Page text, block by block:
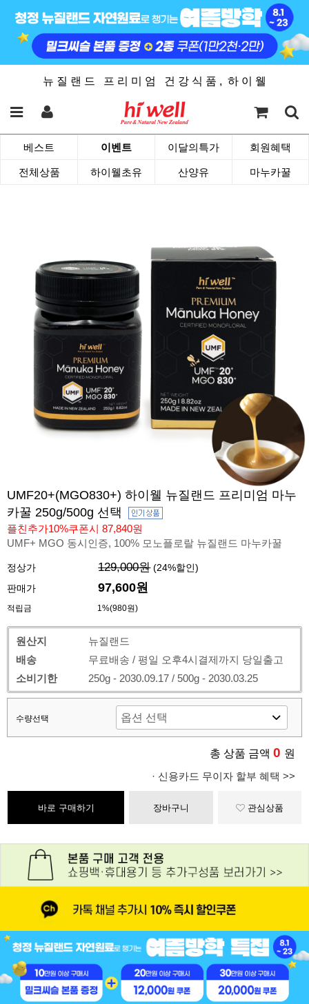
뉴 질 랜 드 프 리 미 엄 건 강 식 품 , 하 이 웰
베스트 이벤트 이달의특가 회원혜택
전체상품 하이웰초유 산양유 마누카꿀
UMF20+(MGO830+) 하이웰 뉴질랜드 프리미엄 마누
카꿀 250g/500g 선택
플친추가10%쿠폰시 87,840원
UMF+ MGO 동시인증, 100% 모노플로랄 뉴질랜드 마누카꿀
정상가 129,000원 (24%할인)
판매가
97,600원
적립금 1%(980원)
원산지
뉴질랜드
배송
무료배송 / 평일 오후4시결제까지 당일출고
소비기한
250g - 2030.09.17 / 500g - 2030.03.25
수량선택
총 상품 금액 0 원
· 신용카드 무이자 할부 혜택 >>
바로 구매하기 장바구니 관심상품